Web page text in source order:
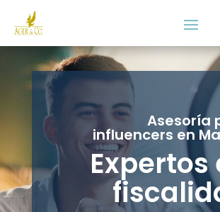
Asesoría
influencers en
Expertos